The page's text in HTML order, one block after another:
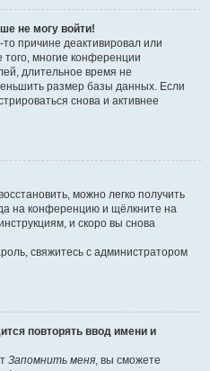
не могу войти!
причине деактивировал или
многие конференции
длительное время не
размер базы данных. Если
снова и активнее
можно легко получить
на конференцию и щёлкните на
и скоро вы снова
свяжитесь с администратором
повторять ввод имени и
Запомнить меня, вы сможете